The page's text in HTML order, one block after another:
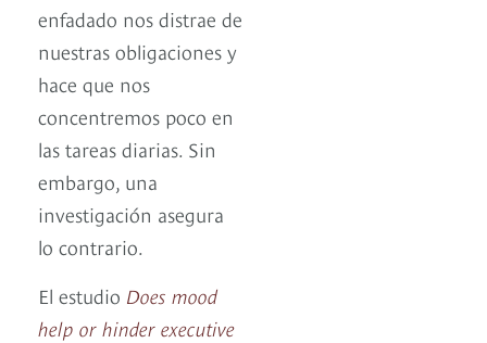
enfadado nos distrae de
nuestras obligaciones y
hace que nos
concentremos poco en
las tareas diarias. Sin
embargo, una
investigación asegura
lo contrario.
El estudio Does mood
help or hinder executive